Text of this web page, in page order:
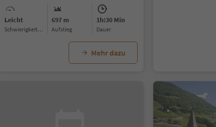
Leicht
Schwierigkeitsgrad
697 m
Aufstieg
1h:30 Min
Dauer
Mehr dazu